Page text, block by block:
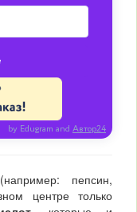
by Edugram and Автор24
пепсин,
центре только